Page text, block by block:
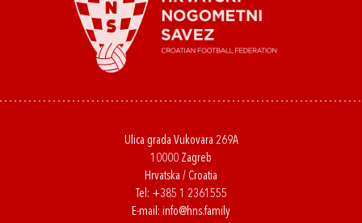
Ulica grada Vukovara 269A
10000 Zagreb
Hrvatska / Croatia
Tel: +385 1 2361555
E-mail: info@hns.family